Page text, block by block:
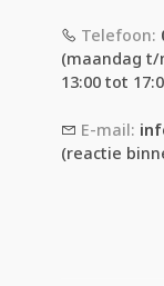
Telefoon:
(maandag t/
13:00 tot
E-mail:
(reactie